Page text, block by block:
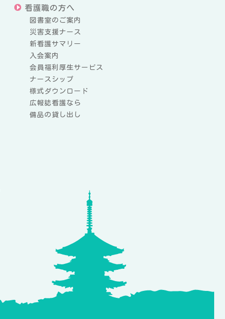
看護職の方へ
図書室のご案内
災害支援ナース
新看護サマリー
入会案内
会員福利厚生サービス
ナースシップ
様式ダウンロード
広報誌看護なら
備品の貸し出し